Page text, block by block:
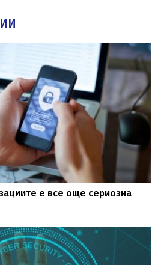
е все още сериозна